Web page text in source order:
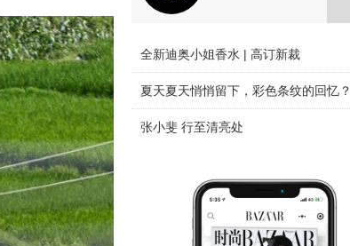
全新迪奥小姐香水 | 高订新裁
夏天夏天悄悄留下，彩色条纹的回忆？
张小斐 行至清亮处